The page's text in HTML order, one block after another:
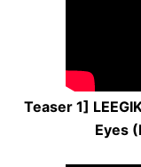
Teaser 1]
Eyes